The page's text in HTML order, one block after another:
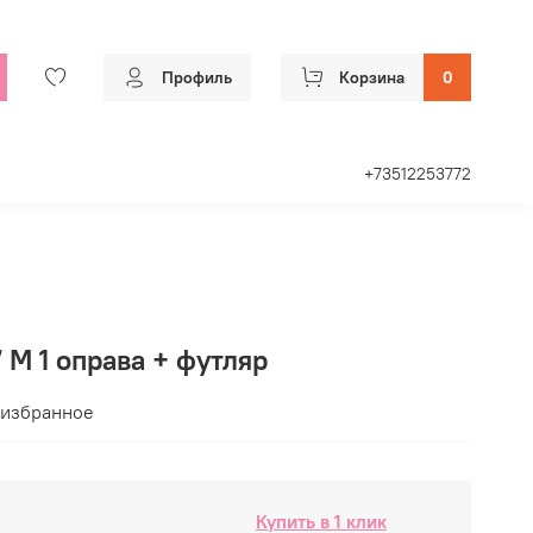
Профиль Корзина 0
+73512253772
M 1 оправа + футляр
Купить в 1 клик